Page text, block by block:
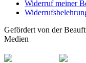
Widerruf meiner
Gefördert von der
Medien